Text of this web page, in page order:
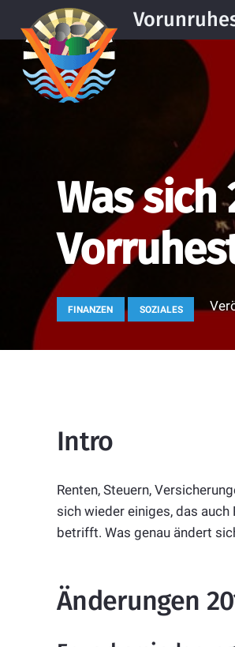
Was
FINANZEN SOZIALES
Intro
Renten, Steuern,
sich wieder einiges, das
betrifft. Was genau ändert
Änderungen